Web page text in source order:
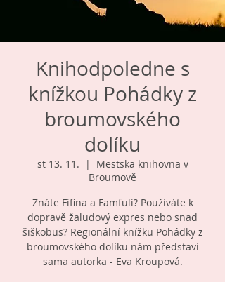
Knihodpoledne s
knížkou Pohádky z
broumovského
dolíku
st 13. 11.
  |
Mestska knihovna v
Broumově
Znáte Fifina a Famfuli? Používáte k
dopravě žaludový expres nebo snad
šiškobus? Regionální knížku Pohádky z
broumovského dolíku nám představí
sama autorka - Eva Kroupová.